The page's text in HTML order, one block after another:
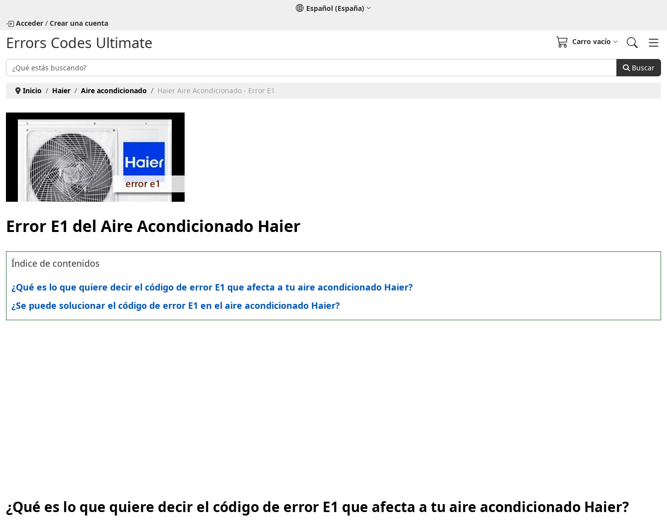
Español (España)
Acceder / Crear una cuenta
Errors Codes Ultimate
Buscar Buscar
Carro vacío
Inicio Haier Aire acondicionado Haier Aire Acondicionado - Error E1
Error E1 del Aire Acondicionado Haier
Índice de contenidos
¿Qué es lo que quiere decir el código de error E1 que afecta a tu aire acondicionado Haier?
¿Se puede solucionar el código de error E1 en el aire acondicionado Haier?
¿Qué es lo que quiere decir el código de error E1 que afecta a tu aire acondicionado Haier?